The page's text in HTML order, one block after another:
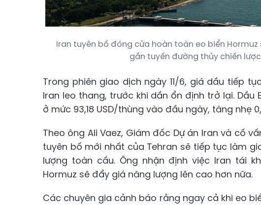
Iran tuyên bố đóng cửa hoàn toàn eo biển
gần tuyến đường thủy chiến
Trong phiên giao dịch ngày 11/6, giá dầu tiếp
Iran leo thang, trước khi dần ổn định trở lại.
ở mức 93,18 USD/thùng vào đầu ngày, tăng nhẹ
Theo ông Ali Vaez, Giám đốc Dự án Iran và cố
tuyên bố mới nhất của Tehran sẽ tiếp tục làm
lượng toàn cầu. Ông nhận định việc Iran tái
Hormuz sẽ đẩy giá năng lượng lên cao hơn nữa.
Các chuyên gia cảnh báo rằng ngay cả khi eo